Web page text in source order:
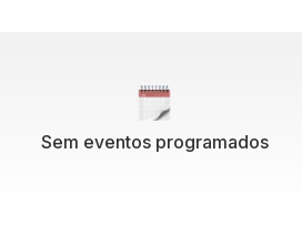
Sem eventos programados